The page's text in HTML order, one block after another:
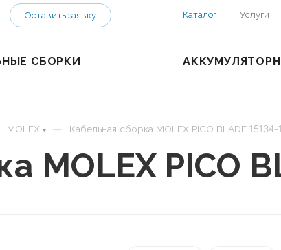
Оставить заявку Каталог Услуги
СБОРКИ
MOLEX — Кабельная сборка MOLEX PICO BLADE
MOLEX PICO